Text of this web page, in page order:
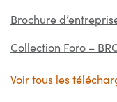
Brochure
Collection Foro –
Voir tous les